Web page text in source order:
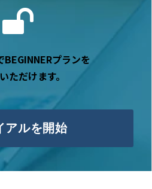
BEGINNERプランを
ただけます。
アルを開始